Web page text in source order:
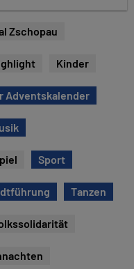
Zschopau
Kinder
Adventskalender
Sport
Tanzen